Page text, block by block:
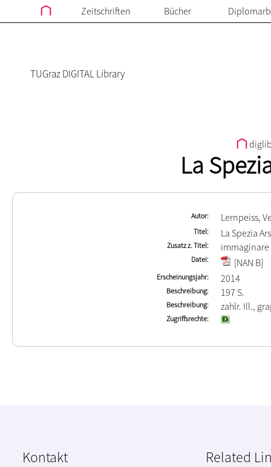
Zeitschriften Bücher
TUGraz DIGITAL Library
La
Autor Lernpeiss,
Titel La Spezia
Zusatz z. Titel
Datei [NAN B]
Erscheinungsjahr 2014
Beschreibung 197 S.
Beschreibung zahlr. Ill.,
Zugriffsrechte
Kontakt Related